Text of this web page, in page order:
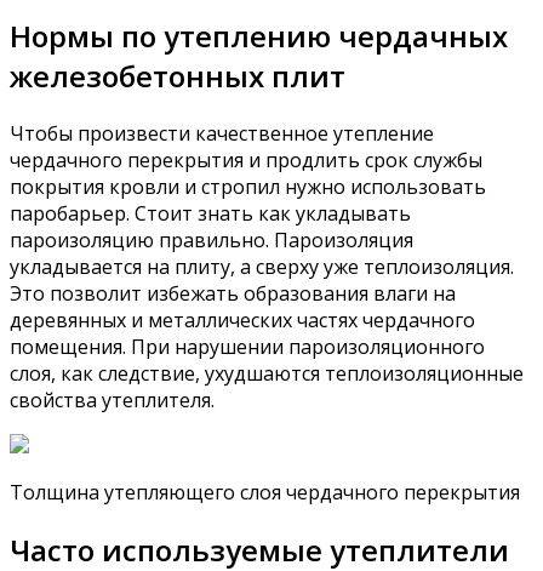
Нормы по утеплению чердачных
железобетонных плит
Чтобы произвести качественное утепление
чердачного перекрытия и продлить срок службы
покрытия кровли и стропил нужно использовать
паробарьер. Стоит знать как укладывать
пароизоляцию правильно. Пароизоляция
укладывается на плиту, а сверху уже теплоизоляция.
Это позволит избежать образования влаги на
деревянных и металлических частях чердачного
помещения. При нарушении пароизоляционного
слоя, как следствие, ухудшаются теплоизоляционные
свойства утеплителя.
Толщина утепляющего слоя чердачного перекрытия
Часто используемые утеплители